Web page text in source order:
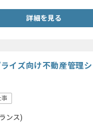
詳細を見る
イズ向け不動産管理
ンス)